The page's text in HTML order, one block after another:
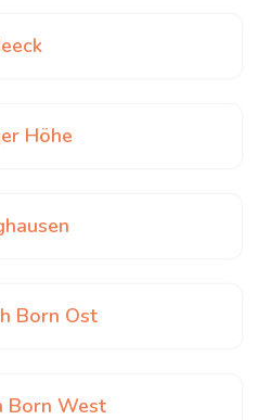
Höhe
Born Ost
Born West